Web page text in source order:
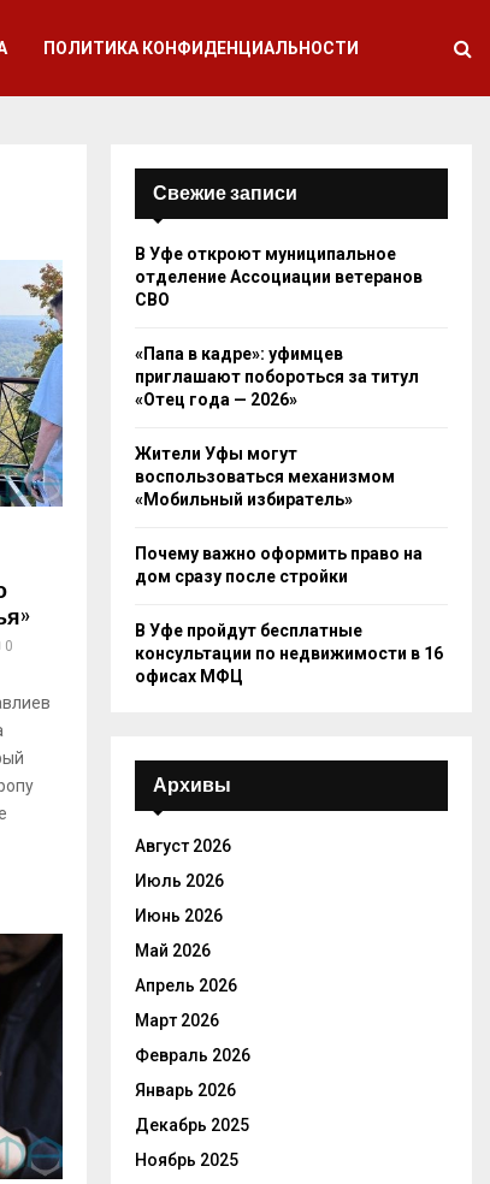
ПОЛИТИКА КОНФИДЕНЦИАЛЬНОСТИ
0
Свежие записи
В Уфе откроют муниципальное
отделение Ассоциации ветеранов
СВО
«Папа в кадре»: уфимцев
приглашают побороться за титул
«Отец года — 2026»
Жители Уфы могут
воспользоваться механизмом
«Мобильный избиратель»
Почему важно оформить право на
дом сразу после стройки
В Уфе пройдут бесплатные
консультации по недвижимости в 16
офисах МФЦ
Архивы
Август 2026
Июль 2026
Июнь 2026
Май 2026
Апрель 2026
Март 2026
Февраль 2026
Январь 2026
Декабрь 2025
Ноябрь 2025